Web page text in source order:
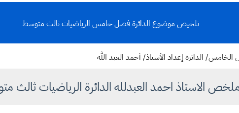
تلخيص موضوع الدائرة فصل خامس الرياضيات ثالث متوسط
الدائرة إعداد الأستاذ/ أحمد العبد الله
الاستاذ احمد العبدلله الدائرة الرياضيات ثالث